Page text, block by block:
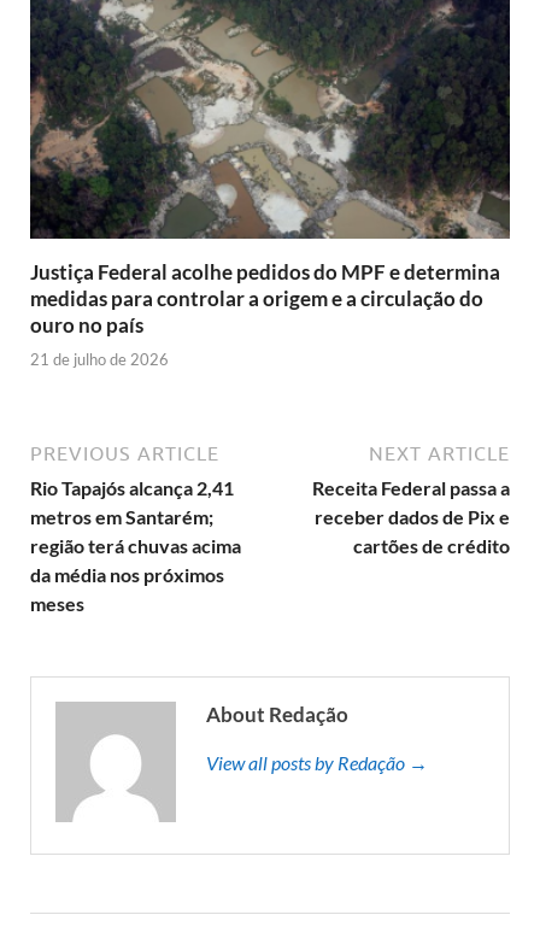
Justiça Federal acolhe pedidos do MPF e determina
medidas para controlar a origem e a circulação do
ouro no país
21 de julho de 2026
PREVIOUS ARTICLE
Rio Tapajós alcança 2,41
metros em Santarém;
região terá chuvas acima
da média nos próximos
meses
NEXT ARTICLE
Receita Federal passa a
receber dados de Pix e
cartões de crédito
About Redação
View all posts by Redação →